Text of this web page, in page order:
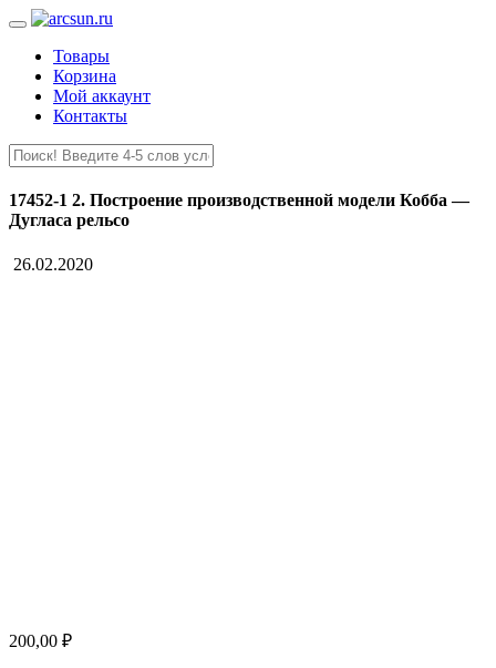
Товары
Корзина
Мой аккаунт
Контакты
17452-1 2. Построение производственной модели Кобба —
Дугласа рельсо
26.02.2020
200,00 ₽